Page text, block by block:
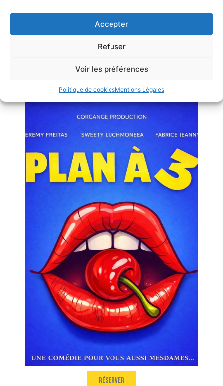
Accepter
Refuser
Voir les préférences
Politique de cookiesMentions Légales
réserver
Plan à 3
Une comédie croustillante pour vous
aussi mesdames !
Salle 2
16h40
réserver